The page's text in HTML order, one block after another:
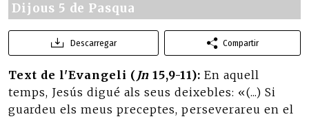
Dijous 5 de Pasqua
Descarregar Compartir
Text de l'Evangeli ( Jn 15,9-11): En aquell
temps, Jesús digué als seus deixebles: «(...) Si
guardeu els meus preceptes, perseverareu en el